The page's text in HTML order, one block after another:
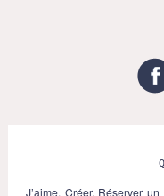
J’aime. Créer. Réserver